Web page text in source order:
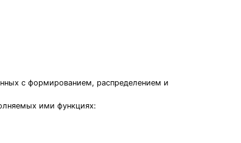
с формированием, распределением и
ими функциях: